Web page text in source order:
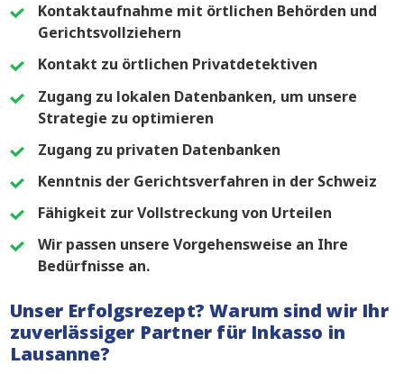
Kontaktaufnahme mit örtlichen Behörden und
Gerichtsvollziehern
Kontakt zu örtlichen Privatdetektiven
Zugang zu lokalen Datenbanken, um unsere
Strategie zu optimieren
Zugang zu privaten Datenbanken
Kenntnis der Gerichtsverfahren in der Schweiz
Fähigkeit zur Vollstreckung von Urteilen
Wir passen unsere Vorgehensweise an Ihre
Bedürfnisse an.
Unser Erfolgsrezept? Warum sind wir Ihr
zuverlässiger Partner für Inkasso in
Lausanne?